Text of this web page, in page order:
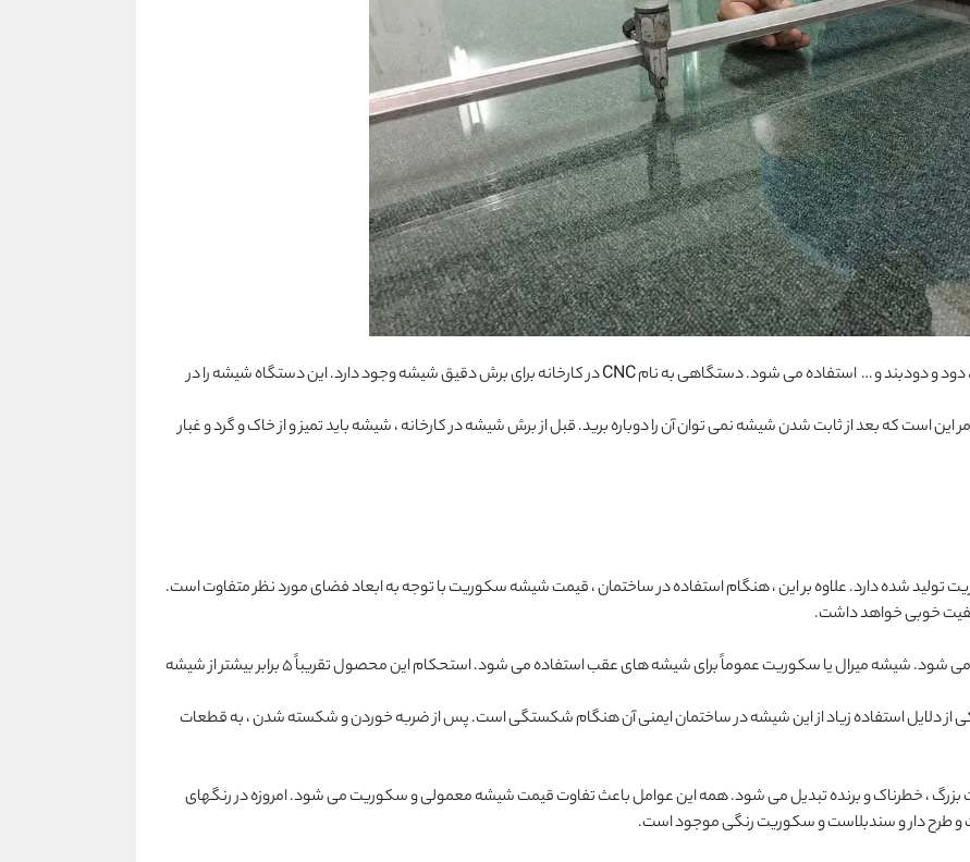
شیشه میرال به طور گسترده ای در بالکن ، تراس ، حمام ، دود و دودبند و … استفاده می شود. دستگاهی به نام CNC در کارخانه برای برش دقیق شیشه وجود دارد. این دستگاه شیشه را در
است که بعد از ثابت شدن شیشه نمی توان آن را دوباره برید. قبل از برش شیشه در کارخانه ، شیشه باید تمیز و از خاک و گرد و غبار
شده دارد. علاوه بر این ، هنگام استفاده در ساختمان ، قیمت شیشه سکوریت با توجه به ابعاد فضای مورد نظر متفاوت است.
خوبی خواهد داشت.
شیشه سکوریت در صنعت ساختمان و خودرو استفاده می شود. شیشه میرال یا سکوریت عموماً برای شیشه های عقب استفاده می شود. استحکام این محصول تقریباً 5 برابر بیشتر از شیشه
یکی از دلایل استفاده زیاد از این شیشه در ساختمان ایمنی آن هنگام شکستگی است. پس از ضربه خوردن و شکسته شدن ، به قطعات
، خطرناک و برنده تبدیل می شود. همه این عوامل باعث تفاوت قیمت شیشه معمولی و سکوریت می شود. امروزه در رنگهای
دار و سندبلاست و سکوریت رنگی موجود است.